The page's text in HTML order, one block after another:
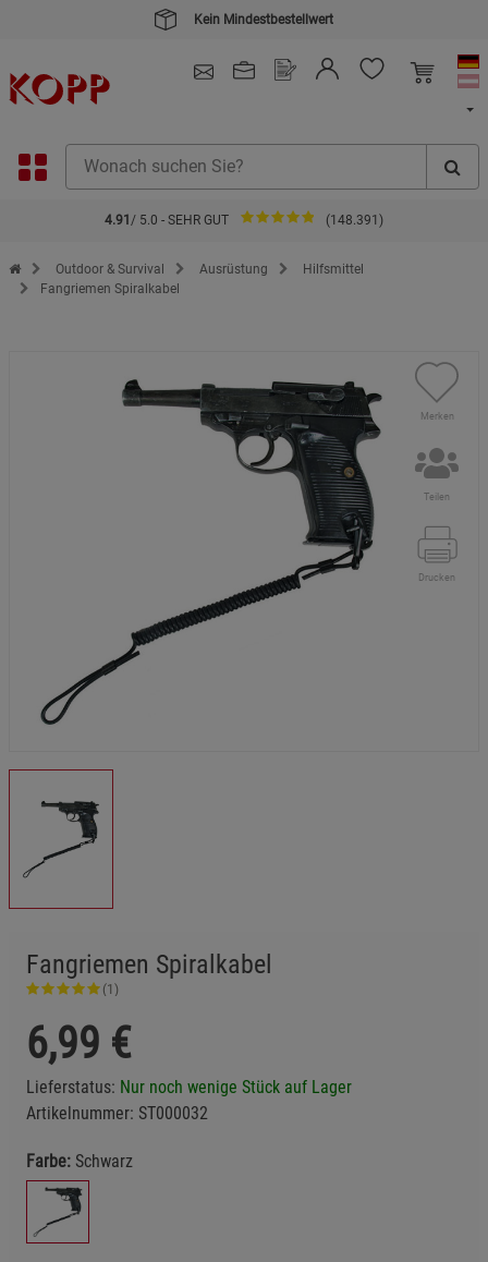
Kein Mindestbestellwert
4.91 / 5.0 - SEHR GUT (148.391)
Zur Startseite des Kopp Verlag Online-Shop
Outdoor & Survival Ausrüstung
Hilfsmittel
Fangriemen Spiralkabel
Merken
Teilen
Drucken
Fangriemen Spiralkabel
(1)
6,99 €
Lieferstatus: Nur noch wenige Stück auf Lager
Artikelnummer: ST000032
Farbe: Schwarz